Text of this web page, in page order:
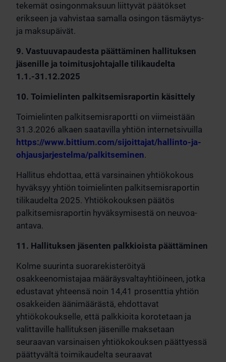
tekemät osingonmaksuun liittyvät päätökset
erikseen ja vahvistaa samalla osingon täsmäytys-
ja maksupäivät.
9. Vastuuvapaudesta päättäminen hallituksen
jäsenille ja toimitusjohtajalle tilikaudelta
1.1.-31.12.2025
10. Toimielinten palkitsemisraportin käsittely
Toimielinten palkitsemisraportti on viimeistään
31.3.2026 alkaen saatavilla yhtiön internetsivuilla
https://www.bittium.com/sijoittajat/hallinto-ja-
ohjausjarjestelma/palkitseminen.
Hallitus ehdottaa, että varsinainen yhtiökokous
hyväksyy yhtiön toimielinten palkitsemisraportin
tilikaudelta 2025. Yhtiökokouksen päätös
palkitsemisraportin hyväksymisestä on neuvoa-
antava.
11. Hallituksen jäsenten palkkioista päättäminen
Kolme suurinta suorarekisteröityä
osakkeenomistajaa määräysvaltayhtiöineen, jotka
edustavat yhteensä noin 14,41 prosenttia yhtiön
osakkeiden äänimäärästä, ehdottavat
yhtiökokoukselle, että palkkioita korotetaan ja
valittaville hallituksen jäsenille maksetaan
seuraavan varsinaisen yhtiökokouksen päättyessä
päättyvältä toimikaudelta seuraavat